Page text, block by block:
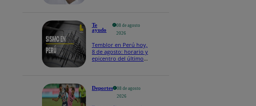
Te
ayudo
08 de agosto
2026
Temblor en Perú hoy,
8 de agosto: horario y
epicentro del último
Deportes
08 de agosto
2026